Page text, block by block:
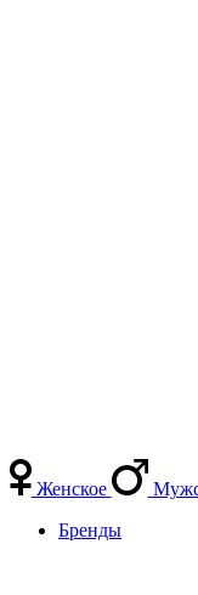
Женское
Бренды